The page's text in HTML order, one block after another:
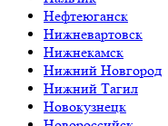
Нефтеюганск
Нижневартовск
Нижнекамск
Нижний Новгород
Нижний Тагил
Новокузнецк